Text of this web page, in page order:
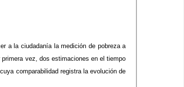
a la ciudadanía la medición de pobreza a
vez, dos estimaciones en el tiempo
comparabilidad registra la evolución de